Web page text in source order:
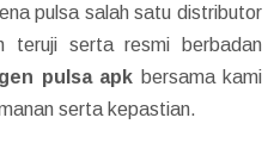
pulsa salah satu distributor
teruji serta resmi berbadan
pulsa apk bersama kami
serta kepastian.